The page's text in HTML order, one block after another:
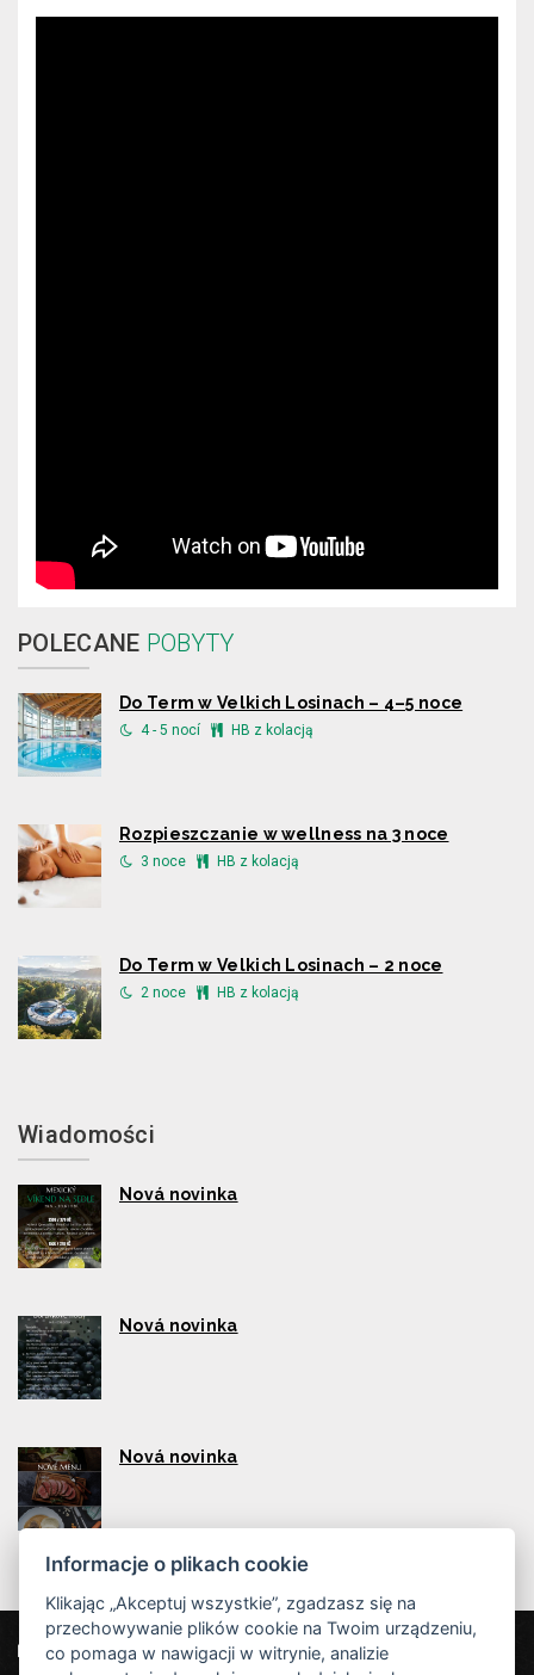
POLECANE POBYTY
Do Term w Velkich Losinach – 4–5 noce
4 - 5 nocí HB z kolacją
Rozpieszczanie w wellness na 3 noce
3 noce HB z kolacją
Do Term w Velkich Losinach – 2 noce
2 noce HB z kolacją
Wiadomości
Nová novinka
Nová novinka
Nová novinka
Hotel Červenohorské sedlo
Informacje o plikach cookie
Klikając „Akceptuj wszystkie”, zgadzasz się na
przechowywanie plików cookie na Twoim urządzeniu,
co pomaga w nawigacji w witrynie, analizie